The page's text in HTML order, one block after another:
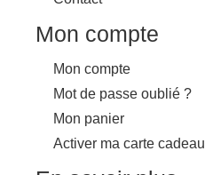
Mon compte
Mon compte
Mot de passe oublié ?
Mon panier
Activer ma carte cadeau